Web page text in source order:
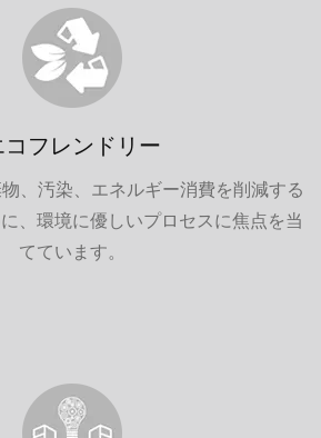
コフレンドリー
、汚染、エネルギー消費を削減する
、環境に優しいプロセスに焦点を当
てています。